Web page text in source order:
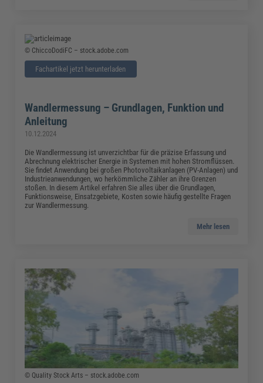
© ChiccoDodiFC – stock.adobe.com
Fachartikel jetzt herunterladen
Wandlermessung – Grundlagen, Funktion und
Anleitung
10.12.2024
Die Wandlermessung ist unverzichtbar für die präzise Erfassung und
Abrechnung elektrischer Energie in Systemen mit hohen Stromflüssen.
Sie findet Anwendung bei großen Photovoltaikanlagen (PV-Anlagen) und
Industrieanwendungen, wo herkömmliche Zähler an ihre Grenzen
stoßen. In diesem Artikel erfahren Sie alles über die Grundlagen,
Funktionsweise, Einsatzgebiete, Kosten sowie häufig gestellte Fragen
zur Wandlermessung.
Mehr lesen
© Quality Stock Arts – stock.adobe.com